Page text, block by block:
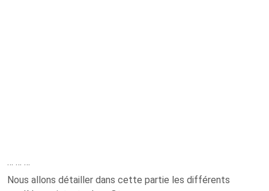
… … …
Nous allons détailler dans cette partie les différents